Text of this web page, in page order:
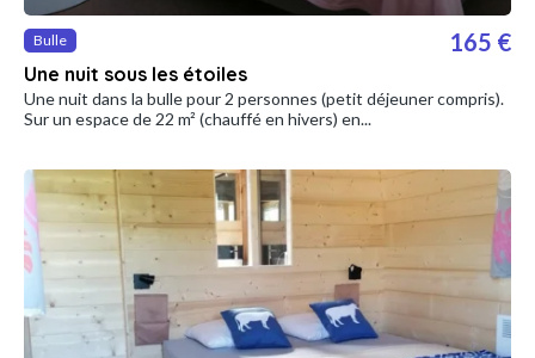
Bulle
Une nuit sous les étoiles
165 €
Une nuit dans la bulle pour 2 personnes (petit déjeuner compris).
Sur un espace de 22 m² (chauffé en hivers) en...